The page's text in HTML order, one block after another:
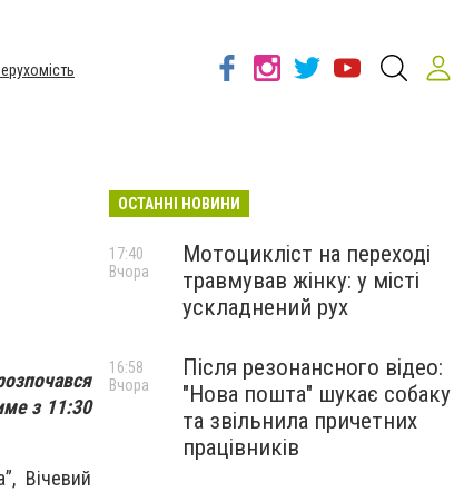
з 11:30
Вічевий
ОСТАННІ НОВИНИ
Мотоцикліст на переході
травмував жінку: у місті
ускладнений рух
17:40
Вчора
Після резонансного відео:
"Нова пошта" шукає собаку
та звільнила причетних
працівників
16:58
Вчора